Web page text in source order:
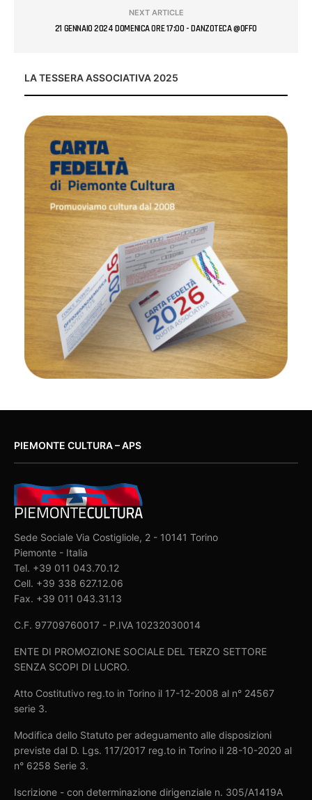
NEXT ARTICLE
21 GENNAIO 2024 DOMENICA ORE 17:00 - DANZOTECA @OFFO
LA TESSERA ASSOCIATIVA 2025
PIEMONTE CULTURA – APS
Sede Sociale Via Costigliole, 2 - 10141 Torino
Piemonte - Italia
Tel. +39 011 043.70.12
Cell. +39 338 627.12.06
Fax. +39 011 043.31.13
C.F. 97709760017 - P.IVA 10232030014
ENTE DI PROMOZIONE SOCIALE DEL TERZO SETTORE
SENZA SCOPI DI LUCRO.
Atto Costitutivo reg.to in Torino il 17-12-2008 al n° 24567
serie 3.
Modifica dello Statuto per adeguamento alle disposizioni
previste dal D. Lgs. 117/2017 reg.to in Torino il 28-10-2020 al
n° 6258 Serie 3.
Iscrizione - con determinazione dirigenziale n. 305/A1419A